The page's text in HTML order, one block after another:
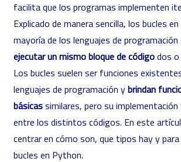
facilita que los programas implementen
Explicado de manera sencilla, los bucles
mayoría de los lenguajes de programación
ejecutar un mismo bloque de códigodos o
Los bucles suelen ser funciones
lenguajes de programación ybrindan
básicassimilares, pero su
entre los distintos códigos. En este
centrar en cómo son, que tipos hay y
bucles en Python.